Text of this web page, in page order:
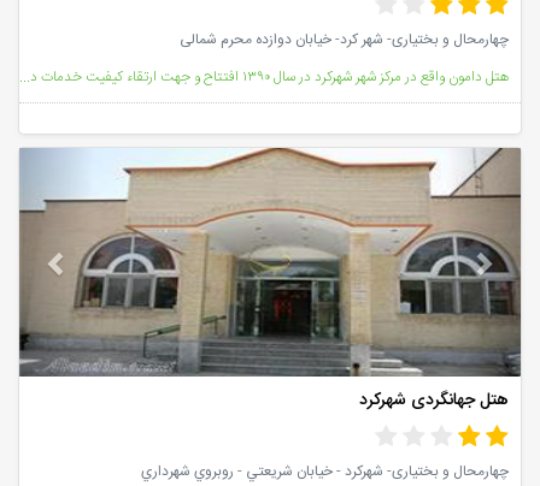
چهارمحال و بختیاری- شهر کرد- خیابان دوازده محرم شمالی
هتل دامون واقع در مرکز شهر شهرکرد در سال ۱۳۹۰ افتتاح و جهت ارتقاء کیفیت خدمات در سال ۱۳۹۳ مورد بازسا
Next
هتل جهانگردی شهرکرد
چهارمحال و بختیاری- شهركرد - خيابان شريعتي - روبروي شهرداري